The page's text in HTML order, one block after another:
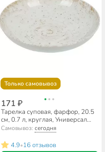
Только самовывоз
171 ₽
Тарелка суповая, фарфор, 20.5
см, 0.7 л, круглая, Универсал
Галактика, Добрушский
фарфоровый завод,
3С1498Ф34
Самовывоз: сегодня
4.9•16 отзывов